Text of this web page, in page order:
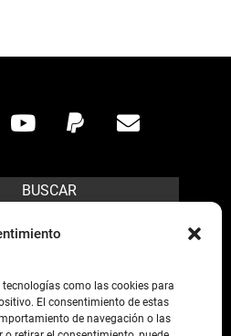
como las cookies para
El consentimiento de estas
de navegación o las
BUSCAR